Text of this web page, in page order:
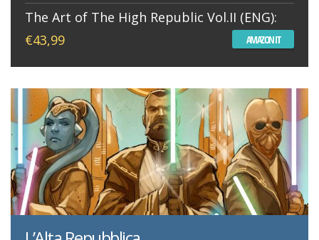
The Art of The High Republic Vol.II (ENG):
€43,99
AMAZON IT